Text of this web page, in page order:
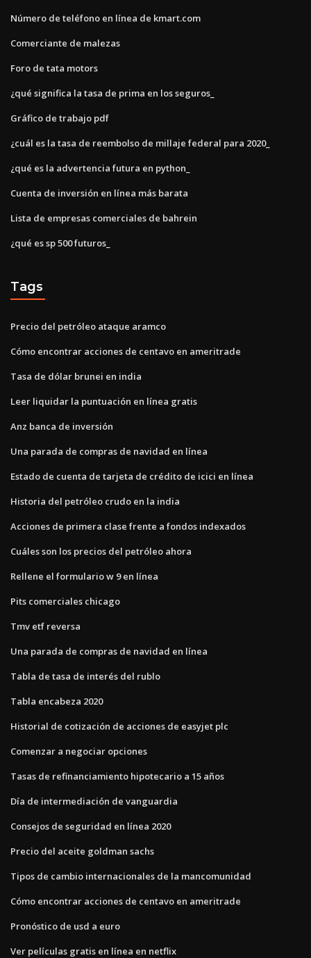
Número de teléfono en línea de kmart.com
Comerciante de malezas
Foro de tata motors
¿qué significa la tasa de prima en los seguros_
Gráfico de trabajo pdf
¿cuál es la tasa de reembolso de millaje federal para 2020_
¿qué es la advertencia futura en python_
Cuenta de inversión en línea más barata
Lista de empresas comerciales de bahrein
¿qué es sp 500 futuros_
Tags
Precio del petróleo ataque aramco
Cómo encontrar acciones de centavo en ameritrade
Tasa de dólar brunei en india
Leer liquidar la puntuación en línea gratis
Anz banca de inversión
Una parada de compras de navidad en línea
Estado de cuenta de tarjeta de crédito de icici en línea
Historia del petróleo crudo en la india
Acciones de primera clase frente a fondos indexados
Cuáles son los precios del petróleo ahora
Rellene el formulario w 9 en línea
Pits comerciales chicago
Tmv etf reversa
Una parada de compras de navidad en línea
Tabla de tasa de interés del rublo
Tabla encabeza 2020
Historial de cotización de acciones de easyjet plc
Comenzar a negociar opciones
Tasas de refinanciamiento hipotecario a 15 años
Día de intermediación de vanguardia
Consejos de seguridad en línea 2020
Precio del aceite goldman sachs
Tipos de cambio internacionales de la mancomunidad
Cómo encontrar acciones de centavo en ameritrade
Pronóstico de usd a euro
Ver películas gratis en línea en netflix